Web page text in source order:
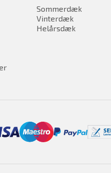
Sommerdæk
Vinterdæk
Helårsdæk